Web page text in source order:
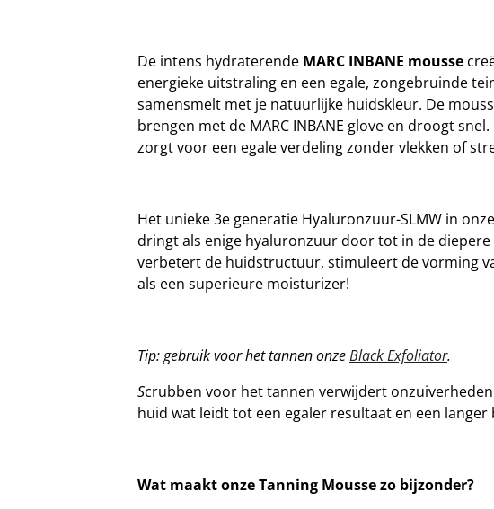
De intens hydraterende MARC INBANE mousse
energieke uitstraling en een egale, zongebruinde
samensmelt met je natuurlijke huidskleur. De
brengen met de MARC INBANE glove en droogt
zorgt voor een egale verdeling zonder vlekken of
Het unieke 3e generatie Hyaluronzuur-SLMW in onze
dringt als enige hyaluronzuur door tot in de
verbetert de huidstructuur, stimuleert de vorming
als een superieure moisturizer!
Tip: gebruik voor het tannen onzeBlack Exfoliator.
Scrubben voor het tannen verwijdert
huid wat leidt tot een egaler resultaat en een langer
Wat maakt onze Tanning Mousse zo bijzonder?